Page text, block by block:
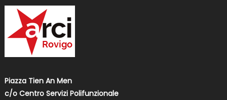
Piazza Tien An Men
c/o Centro Servizi Polifunzionale